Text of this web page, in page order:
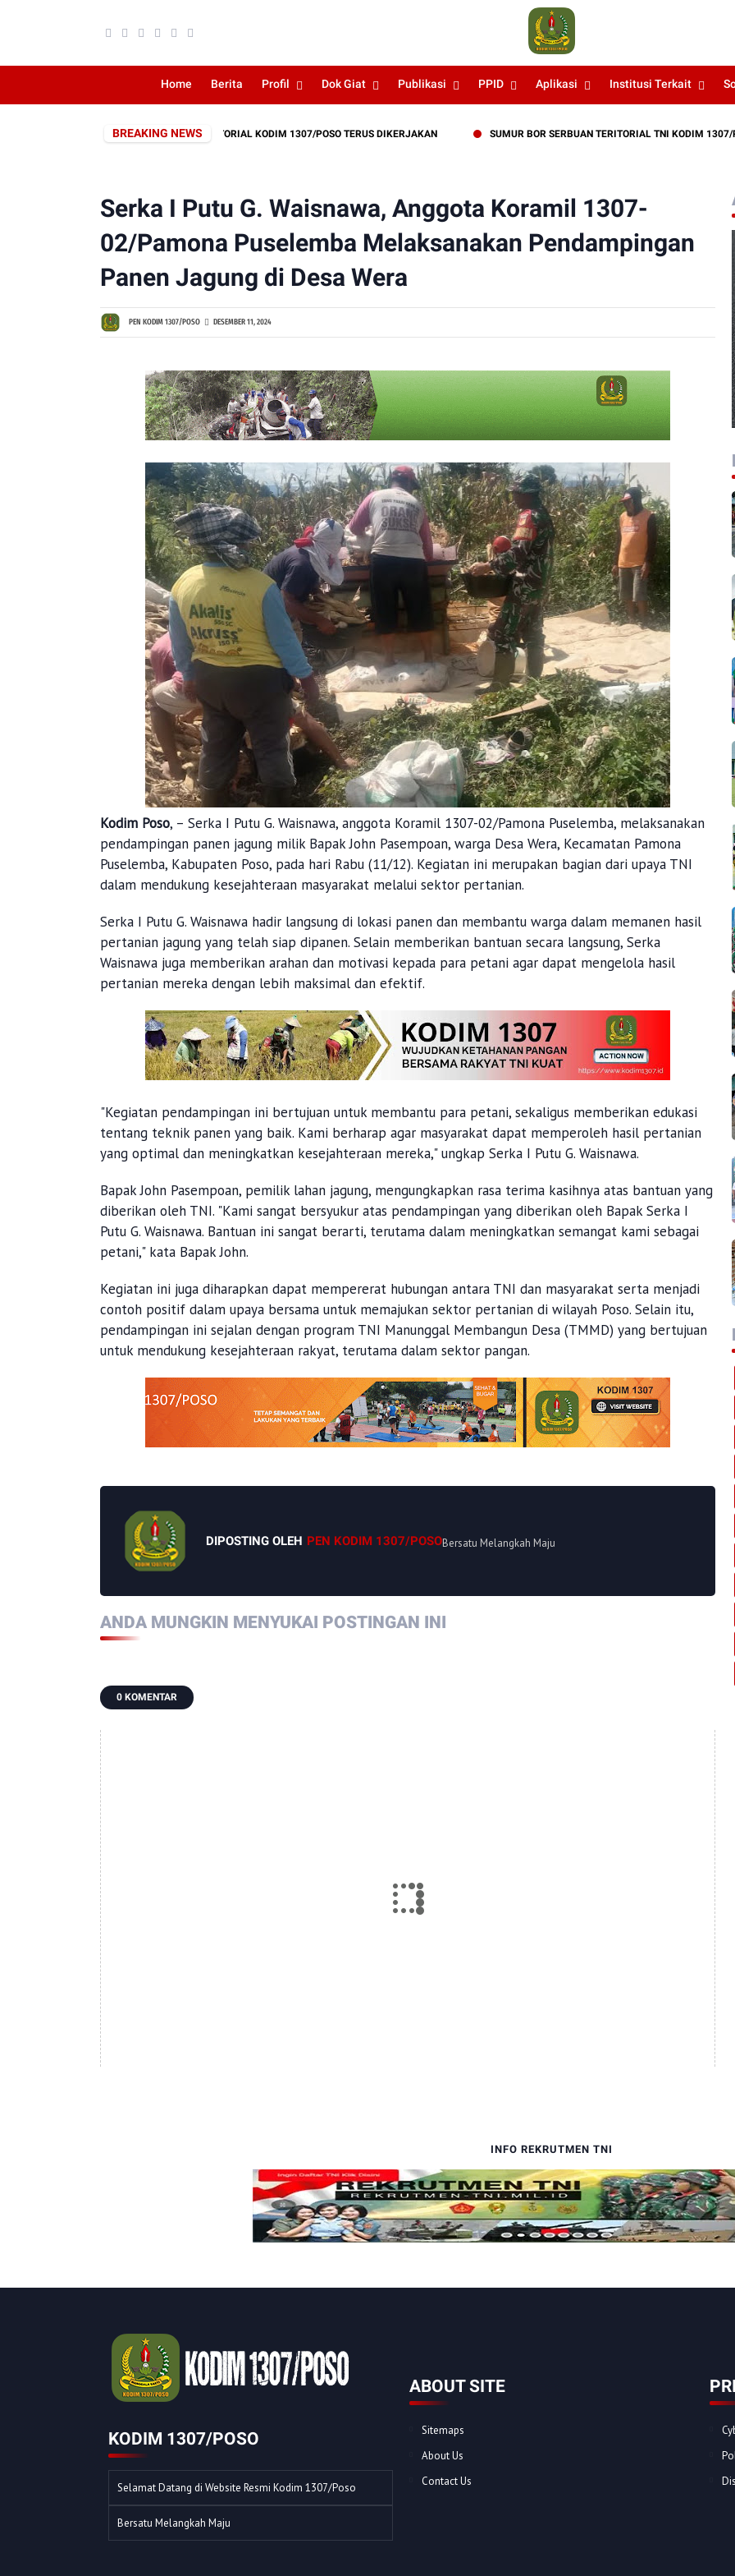
Home Berita Profil Dok Giat Publikasi PPID Aplikasi Institusi Terkait
BREAKING NEWS
PEMBUKAAN JALAN SERBUAN TERITORIAL KODIM 1307/POSO TERUS DIKERJAKAN SUMUR BOR SERBUAN TERITORIAL TNI KODIM 1307/POSO
Serka I Putu G. Waisnawa, Anggota Koramil 1307-
02/Pamona Puselemba Melaksanakan Pendampingan
Panen Jagung di Desa Wera
PEN KODIM 1307/POSO DESEMBER 11, 2024
Kodim Poso, – Serka I Putu G. Waisnawa, anggota Koramil 1307-02/Pamona Puselemba, melaksanakan
pendampingan panen jagung milik Bapak John Pasempoan, warga Desa Wera, Kecamatan Pamona
Puselemba, Kabupaten Poso, pada hari Rabu (11/12). Kegiatan ini merupakan bagian dari upaya TNI
dalam mendukung kesejahteraan masyarakat melalui sektor pertanian.
Serka I Putu G. Waisnawa hadir langsung di lokasi panen dan membantu warga dalam memanen hasil
pertanian jagung yang telah siap dipanen. Selain memberikan bantuan secara langsung, Serka
Waisnawa juga memberikan arahan dan motivasi kepada para petani agar dapat mengelola hasil
pertanian mereka dengan lebih maksimal dan efektif.
"Kegiatan pendampingan ini bertujuan untuk membantu para petani, sekaligus memberikan edukasi
tentang teknik panen yang baik. Kami berharap agar masyarakat dapat memperoleh hasil pertanian
yang optimal dan meningkatkan kesejahteraan mereka," ungkap Serka I Putu G. Waisnawa.
Bapak John Pasempoan, pemilik lahan jagung, mengungkapkan rasa terima kasihnya atas bantuan yang
diberikan oleh TNI. "Kami sangat bersyukur atas pendampingan yang diberikan oleh Bapak Serka I
Putu G. Waisnawa. Bantuan ini sangat berarti, terutama dalam meningkatkan semangat kami sebagai
petani," kata Bapak John.
Kegiatan ini juga diharapkan dapat mempererat hubungan antara TNI dan masyarakat serta menjadi
contoh positif dalam upaya bersama untuk memajukan sektor pertanian di wilayah Poso. Selain itu,
pendampingan ini sejalan dengan program TNI Manunggal Membangun Desa (TMMD) yang bertujuan
untuk mendukung kesejahteraan rakyat, terutama dalam sektor pangan.
DIPOSTING OLEH PEN KODIM 1307/POSOBersatu Melangkah Maju
ANDA MUNGKIN MENYUKAI POSTINGAN INI
0 KOMENTAR
INFO REKRUTMEN TNI
KODIM 1307/POSO
Selamat Datang di Website Resmi Kodim 1307/Poso
Bersatu Melangkah Maju
ABOUT SITE
Sitemaps
About Us
Contact Us